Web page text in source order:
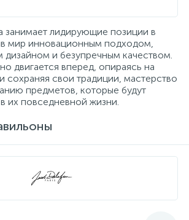
занимает лидирующие позиции в
мир инновационным подходом,
дизайном и безупречным качеством.
двигается вперед, опираясь на
сохраняя свои традиции, мастерство
предметов, которые будут
их повседневной жизни.